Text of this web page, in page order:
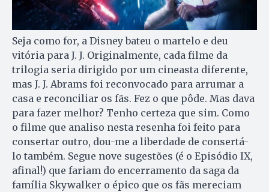
Seja como for, a Disney bateu o martelo e deu
vitória para J. J. Originalmente, cada filme da
trilogia seria dirigido por um cineasta diferente,
mas J. J. Abrams foi reconvocado para arrumar a
casa e reconciliar os fãs. Fez o que pôde. Mas dava
para fazer melhor? Tenho certeza que sim. Como
o filme que analiso nesta resenha foi feito para
consertar outro, dou-me a liberdade de consertá-
lo também. Segue nove sugestões (é o Episódio IX,
afinal!) que fariam do encerramento da saga da
família Skywalker o épico que os fãs mereciam